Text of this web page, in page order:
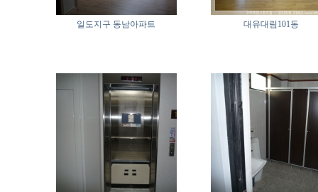
일도지구 동남아파트 대유대림101동